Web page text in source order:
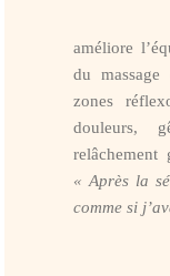
améliore
du
zones
douleurs,
relâchement
« Après la
comme si